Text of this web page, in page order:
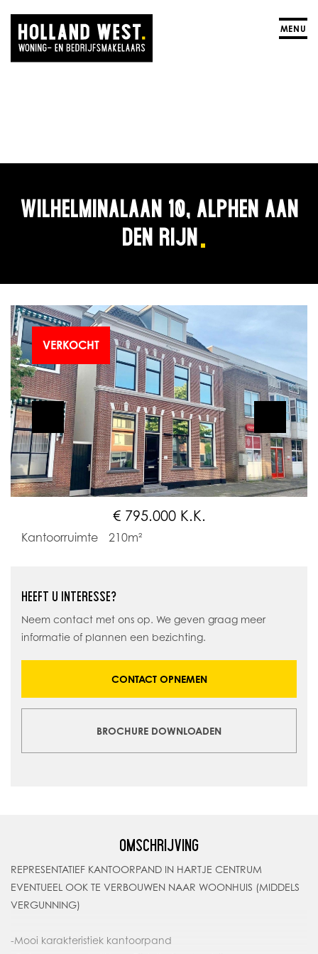
MENU
WILHELMINALAAN 10, ALPHEN AAN
DEN RIJN
VERKOCHT
€ 795.000 K.K.
Kantoorruimte 210m²
HEEFT U INTERESSE?
Neem contact met ons op. We geven graag meer
informatie of plannen een bezichting.
CONTACT OPNEMEN
BROCHURE DOWNLOADEN
OMSCHRIJVING
REPRESENTATIEF KANTOORPAND IN HARTJE CENTRUM
EVENTUEEL OOK TE VERBOUWEN NAAR WOONHUIS (MIDDELS
VERGUNNING)
-Mooi karakteristiek kantoorpand